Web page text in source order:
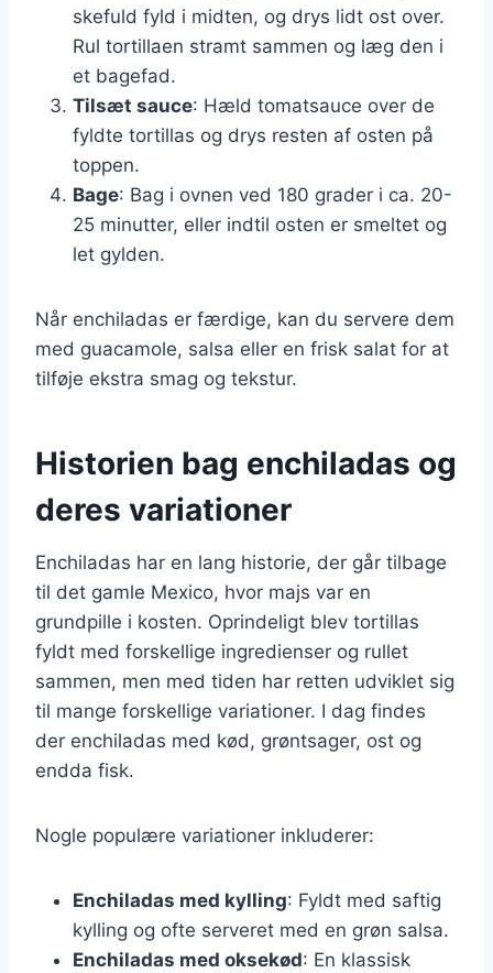
skefuld fyld i midten, og drys lidt ost over.
Rul tortillaen stramt sammen og læg den i
et bagefad.
Tilsæt sauce: Hæld tomatsauce over de
fyldte tortillas og drys resten af osten på
toppen.
Bage: Bag i ovnen ved 180 grader i ca. 20-
25 minutter, eller indtil osten er smeltet og
let gylden.
Når enchiladas er færdige, kan du servere dem
med guacamole, salsa eller en frisk salat for at
tilføje ekstra smag og tekstur.
Historien bag enchiladas og
deres variationer
Enchiladas har en lang historie, der går tilbage
til det gamle Mexico, hvor majs var en
grundpille i kosten. Oprindeligt blev tortillas
fyldt med forskellige ingredienser og rullet
sammen, men med tiden har retten udviklet sig
til mange forskellige variationer. I dag findes
der enchiladas med kød, grøntsager, ost og
endda fisk.
Nogle populære variationer inkluderer:
Enchiladas med kylling: Fyldt med saftig
kylling og ofte serveret med en grøn salsa.
Enchiladas med oksekød: En klassisk